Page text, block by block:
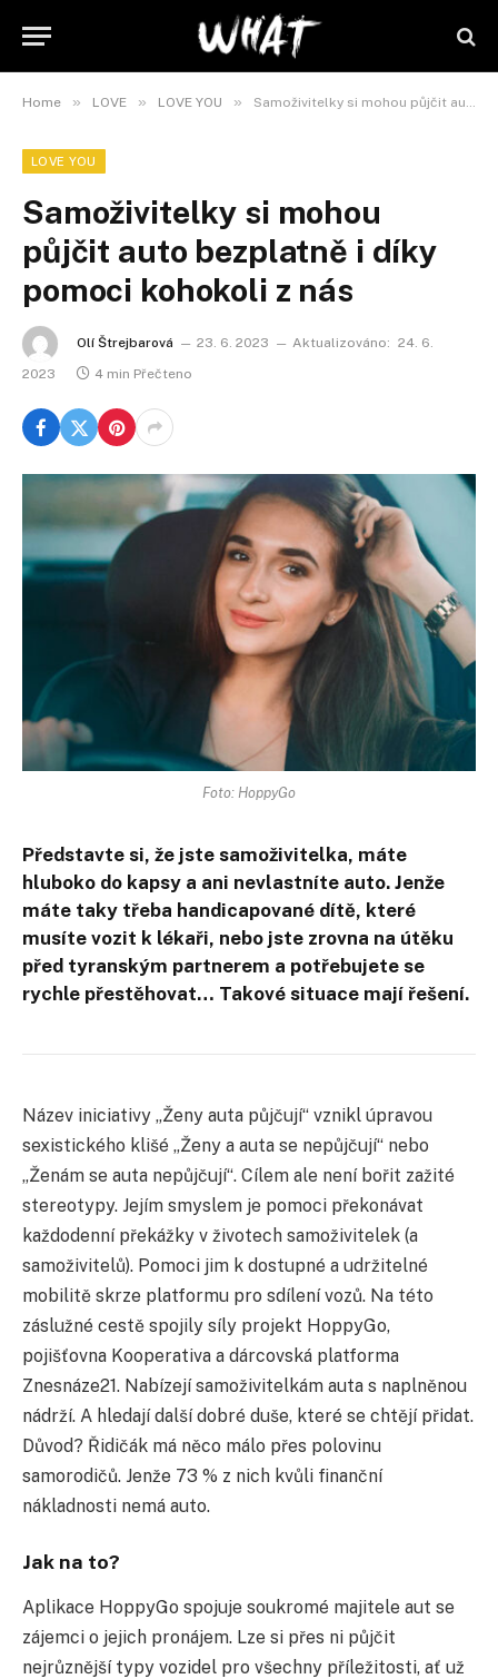
Home » LOVE » LOVE YOU » Samoživitelky si mohou půjčit auto bezplatně i díky pomoci kohokoli z nás
LOVE YOU
Samoživitelky si mohou
půjčit auto bezplatně i díky
pomoci kohokoli z nás
Olí Štrejbarová 23. 6. 2023 Aktualizováno: 24. 6.
2023
4 min Přečteno
Foto: HoppyGo
Představte si, že jste samoživitelka, máte
hluboko do kapsy a ani nevlastníte auto. Jenže
máte taky třeba handicapované dítě, které
musíte vozit k lékaři, nebo jste zrovna na útěku
před tyranským partnerem a potřebujete se
rychle přestěhovat… Takové situace mají řešení.
Název iniciativy „Ženy auta půjčují“ vznikl úpravou
sexistického klišé „Ženy a auta se nepůjčují“ nebo
„Ženám se auta nepůjčují“. Cílem ale není bořit zažité
stereotypy. Jejím smyslem je pomoci překonávat
každodenní překážky v životech samoživitelek (a
samoživitelů). Pomoci jim k dostupné a udržitelné
mobilitě skrze platformu pro sdílení vozů. Na této
záslužné cestě spojily síly projekt HoppyGo,
pojišťovna Kooperativa a dárcovská platforma
Znesnáze21. Nabízejí samoživitelkám auta s naplněnou
nádrží. A hledají další dobré duše, které se chtějí přidat.
Důvod? Řidičák má něco málo přes polovinu
samorodičů. Jenže 73 % z nich kvůli finanční
nákladnosti nemá auto.
Jak na to?
Aplikace HoppyGo spojuje soukromé majitele aut se
zájemci o jejich pronájem. Lze si přes ni půjčit
nejrůznější typy vozidel pro všechny příležitosti, ať už